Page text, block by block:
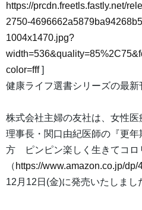
https://prcdn.freetls.fastly.net/
2750-
1004x1470.jpg?
color=fff]
健康ライフ選書シリーズの最新
株式会社主婦の友社は、女性
理事長・関口由紀医師の『更
方 ピンピン楽しく生きてコロ
（ https://www.amazon.co.jp/dp/
12月12日(金)に発売いたしまし